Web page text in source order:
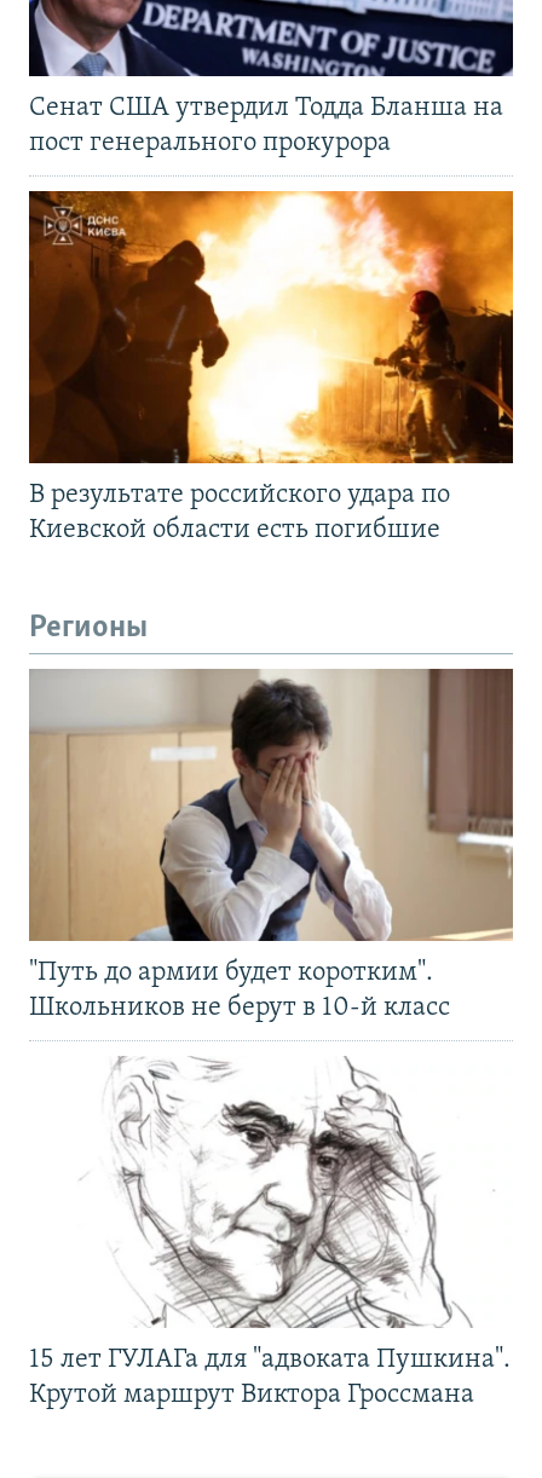
Сенат США утвердил Тодда Бланша на
пост генерального прокурора
В результате российского удара по
Киевской области есть погибшие
Регионы
"Путь до армии будет коротким".
Школьников не берут в 10-й класс
15 лет ГУЛАГа для "адвоката Пушкина".
Крутой маршрут Виктора Гроссмана